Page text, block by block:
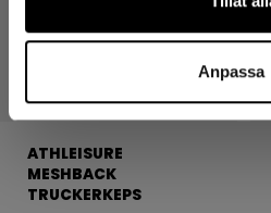
Anpassa
ATHLEISURE
MESHBACK
TRUCKERKEPS